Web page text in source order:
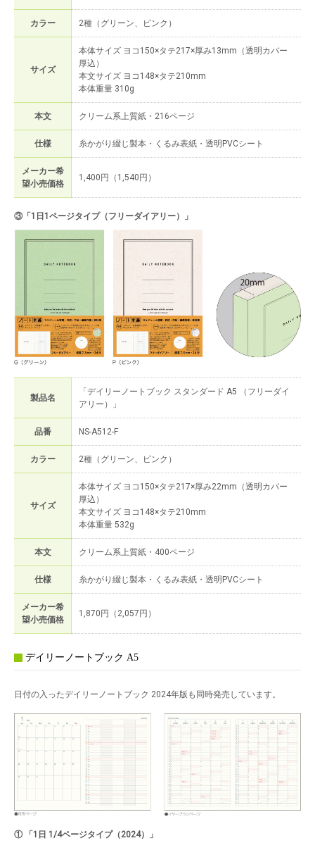
カラー 2種（グリーン、ピンク）
サイズ
本体サイズ ヨコ150×タテ217×厚み13mm（透明カバー
厚込）
本文サイズ ヨコ148×タテ210mm
本体重量 310g
本文 クリーム系上質紙・216ページ
仕様 糸かがり綴じ製本・くるみ表紙・透明PVCシート
メーカー希
望小売価格
1,400円（1,540円）
③「1日1ページタイプ（フリーダイアリー）」
製品名
「デイリーノートブック スタンダード A5 （フリーダイ
アリー）」
品番 NS-A512-F
カラー 2種（グリーン、ピンク）
サイズ
本体サイズ ヨコ150×タテ217×厚み22mm（透明カバー
厚込）
本文サイズ ヨコ148×タテ210mm
本体重量 532g
本文 クリーム系上質紙・400ページ
仕様 糸かがり綴じ製本・くるみ表紙・透明PVCシート
メーカー希
望小売価格
1,870円（2,057円）
デイリーノートブック A5
日付の入ったデイリーノートブック 2024年版も同時発売しています。
① 「1日 1/4ページタイプ（2024）」